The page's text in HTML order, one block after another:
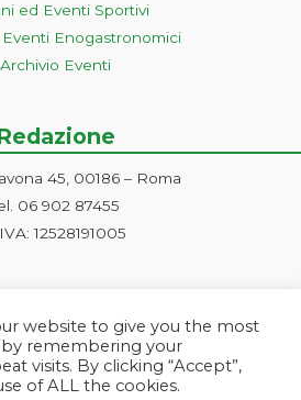
ed Eventi Sportivi
Enogastronomici
Archivio Eventi
45, 00186 – Roma
06 902 87455
12528191005
website to give you the most
remembering your
visits. By clicking “Accept”,
of ALL the cookies.